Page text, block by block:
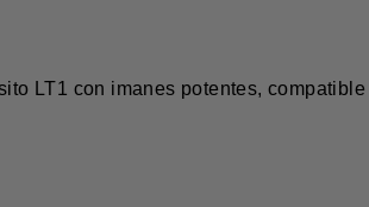
LT1 con imanes potentes,